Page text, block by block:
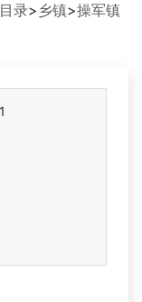
录> 乡镇>操军镇